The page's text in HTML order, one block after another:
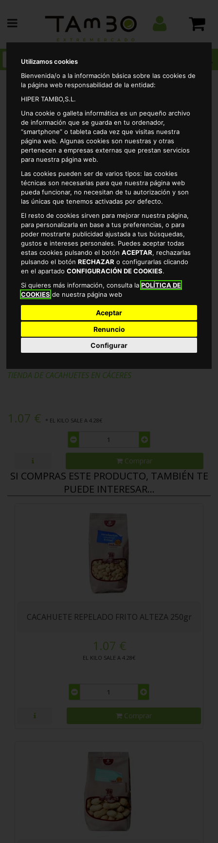
Utilizamos cookies
Bienvenida/o a la información básica sobre las cookies de
la página web responsabilidad de la entidad:
HIPER TAMBO,S.L.
Una cookie o galleta informática es un pequeño archivo
de información que se guarda en tu ordenador,
“smartphone” o tableta cada vez que visitas nuestra
página web. Algunas cookies son nuestras y otras
pertenecen a empresas externas que prestan servicios
para nuestra página web.
Las cookies pueden ser de varios tipos: las cookies
técnicas son necesarias para que nuestra página web
pueda funcionar, no necesitan de tu autorización y son
las únicas que tenemos activadas por defecto.
El resto de cookies sirven para mejorar nuestra página,
para personalizarla en base a tus preferencias, o para
poder mostrarte publicidad ajustada a tus búsquedas,
gustos e intereses personales. Puedes aceptar todas
estas cookies pulsando el botónACEPTAR, rechazarlas
pulsando el botónRECHAZAR o configurarlas clicando
en el apartadoCONFIGURACIÓN DE COOKIES.
Si quieres más información, consulta laPOLÍTICA DE
COOKIES de nuestra página web
Aceptar
Renuncio
Configurar
Alimentacion
Cacahuete repelado frito alteza 250gr
CACAHUETE REPELADO FRITO
TIENDA DE CACAHUETES EN CÁCERES
1.07 € * EL KILO SALE A 4.28€
Comprar
SI COMPRAS ESTE PRODUCTO, TAMBIÉN TE
PUEDE INTERESAR...
CACAHUETE REPELADO FRITO ALTEZA 250gr
1.07 €
EL KILO SALE A 4.28€
Comprar